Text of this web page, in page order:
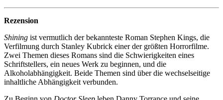
Rezension
Shining ist vermutlich der bekannteste Roman Stephen Kings, die
Verfilmung durch Stanley Kubrick einer der größten Horrorfilme.
Zwei Themen dieses Romans sind die Schwierigkeiten eines
Schriftstellers, ein neues Werk zu beginnen, und die
Alkoholabhängigkeit. Beide Themen sind über die wechselseitige
inhaltliche Abhängigkeit verbunden.